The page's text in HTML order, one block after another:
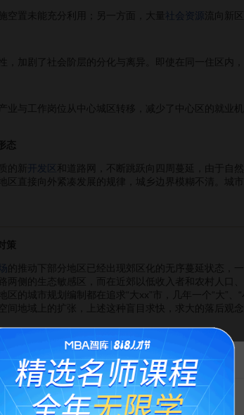
置未能充分利用；另一方面，大量 社会资源 流向新区
剧了社会阶层的分化与离异。即使在同一住区内，
与工作岗位从中心城区转移，减少了中心区的就业
态
新 开发区
和道路网，不断跳跃向四周蔓延，由于自
区直接向外紧凑发展的规律，城乡边界模糊不清。城
策
的推动下部分地区已经出现郊区化的无序蔓延状态，
两侧的生态敏感区，而在近郊以低收入者和农村人口
区的城市规划编制都在追求“大xx”市，几年一个“大”
间地域上的扩张，上述这种盲目求快，求大的落后观
可谓是催化剂，与其说是交通方式的缺乏，莫如
的罪魁祸首。私人小汽车凌驾于其他交通方式之上的
通过在城市区域内优先发展高效便捷的公交系统和独
住社区层面，加强步行的可达性、便捷性规划；另一方
告MBA智库百科用户的一封信
科用户：